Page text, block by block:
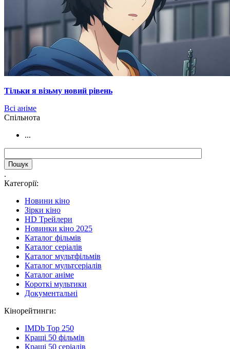
Тільки я візьму новий рівень
Всі аніме
Cпільнота
...
.
Категорії:
Новини кіно
Зірки кіно
HD Трейлери
Новинки кіно 2025
Каталог фільмів
Каталог серіалів
Каталог мультфільмів
Каталог мультсеріалів
Каталог аніме
Короткі мультики
Документальні
Кінорейтинги:
IMDb Top 250
Кращі 50 фільмів
Кращі 50 серіалів